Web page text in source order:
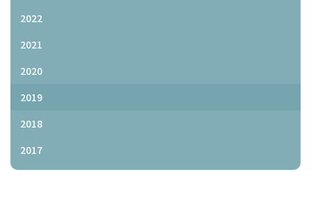
2022
2021
2020
2019
2018
2017